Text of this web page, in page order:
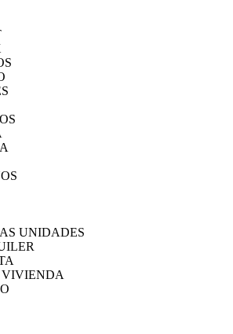
UNIDADES